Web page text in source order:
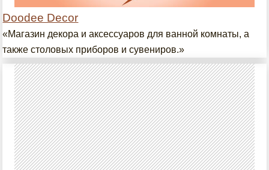
Doodee Decor
«Магазин декора и аксессуаров для ванной комнаты, а
также столовых приборов и сувениров.»